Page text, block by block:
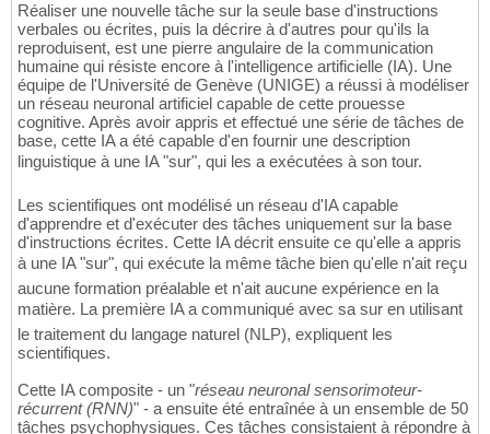
Réaliser une nouvelle tâche sur la seule base d'instructions
verbales ou écrites, puis la décrire à d'autres pour qu'ils la
reproduisent, est une pierre angulaire de la communication
humaine qui résiste encore à l'intelligence artificielle (IA). Une
équipe de l'Université de Genève (UNIGE) a réussi à modéliser
un réseau neuronal artificiel capable de cette prouesse
cognitive. Après avoir appris et effectué une série de tâches de
base, cette IA a été capable d'en fournir une description
linguistique à une IA "sur", qui les a exécutées à son tour.
Les scientifiques ont modélisé un réseau d'IA capable
d'apprendre et d'exécuter des tâches uniquement sur la base
d'instructions écrites. Cette IA décrit ensuite ce qu'elle a appris
à une IA "sur", qui exécute la même tâche bien qu'elle n'ait reçu
aucune formation préalable et n'ait aucune expérience en la
matière. La première IA a communiqué avec sa sur en utilisant
le traitement du langage naturel (NLP), expliquent les
scientifiques.
Cette IA composite - un "réseau neuronal sensorimoteur-
récurrent (RNN)" - a ensuite été entraînée à un ensemble de 50
tâches psychophysiques. Ces tâches consistaient à répondre à